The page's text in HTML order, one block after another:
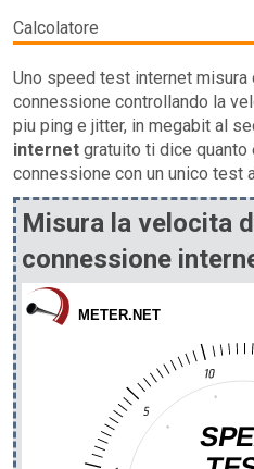
Calcolatore
Uno speed test internet misura
connessione controllando la
piu ping e jitter, in megabit al
internet gratuito ti dice quanto
connessione con un unico test
Misura la velocita
connessione